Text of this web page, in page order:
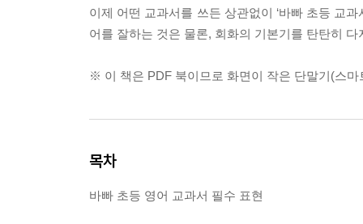
이제 어떤 교과서를 쓰든 상관없이 ‘바빠 초등 교
어를 잘하는 것은 물론, 회화의 기본기를 탄탄히 다
※ 이 책은 PDF 북이므로 화면이 작은 단말기(스
목차
바빠 초등 영어 교과서 필수 표현